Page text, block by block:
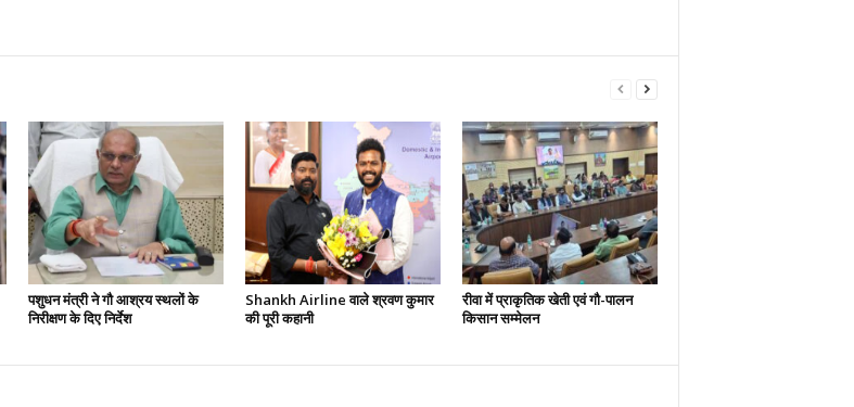
पशुधन मंत्री ने गौ आश्रय स्थलों के
निरीक्षण के दिए निर्देश
Shankh Airline वाले श्रवण कुमार
की पूरी कहानी
रीवा में प्राकृतिक खेती एवं गौ-पालन
किसान सम्मेलन